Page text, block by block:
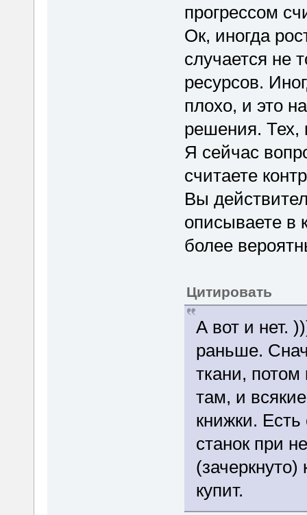
прогрессом
Ок, иногда
случается не
ресурсов.
плохо, и это
решения. Тех,
Я сейчас
считаете
Вы
описываете в
более
Цитировать
А вот и нет.
раньше.
ткани, потом
там, и
книжки.
станок при
купит.